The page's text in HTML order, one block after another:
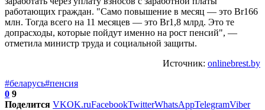
работающих граждан. "Само повышение в месяц — это Br166
млн. Тогда всего на 11 месяцев — это Br1,8 млрд. Это те
допрасходы, которые пойдут именно на рост пенсий", —
отметила министр труда и социальной защиты.
Источник: onlinebrest.by
#беларусь#пенсия
0 9
Поделится VKOK.ruFacebookTwitterWhatsAppTelegramViber